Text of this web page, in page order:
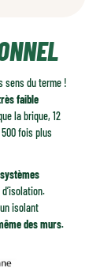
sens du terme !
faible
la brique, 12
fois plus
isolant
des murs.